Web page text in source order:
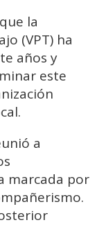
la
(VPT) ha
años y
este
a
marcada por